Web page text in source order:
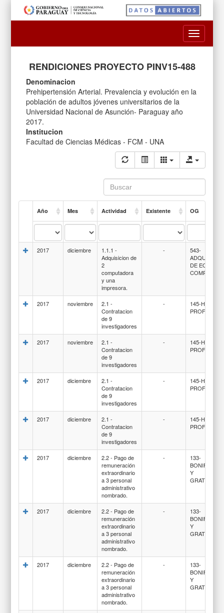
Toggle
RENDICIONES PROYECTO PINV15-488
Denominacion
Prehipertensión Arterial. Prevalencia y evolución en la
población de adultos jóvenes universitarios de la
Universidad Nacional de Asunción- Paraguay año
2017.
Institucion
Facultad de Ciencias Médicas - FCM - UNA
Año Mes Actividad Existente OG
2017 diciembre
1.1.1 -
Adquisicion de
2
computadora
y una
impresora.
-
543-
DE
2017 noviembre
2.1 -
Contratacion
de 9
investigadores
-
145-
2017 noviembre
2.1 -
Contratacion
de 9
investigadores
-
145-
2017 diciembre
2.1 -
Contratacion
de 9
investigadores
-
145-
2017 diciembre
2.1 -
Contratacion
de 9
investigadores
-
145-
2017 diciembre
2.2 - Pago de
remuneración
extraordinario
a 3 personal
administrativo
nombrado.
-
133-
Y
2017 diciembre
2.2 - Pago de
remuneración
extraordinario
a 3 personal
administrativo
nombrado.
-
133-
Y
2017 diciembre
2.2 - Pago de
remuneración
extraordinario
a 3 personal
administrativo
nombrado.
-
133-
Y